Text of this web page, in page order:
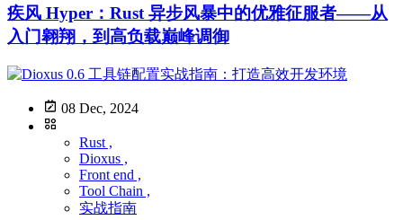
疾风 Hyper：Rust 异步风暴中的优雅征服者——从
入门翱翔，到高负载巅峰调御
08 Dec, 2024
Rust ,
Dioxus ,
Front end ,
Tool Chain ,
实战指南